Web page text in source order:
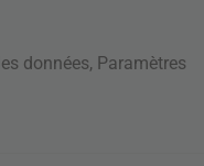
données, Paramètres